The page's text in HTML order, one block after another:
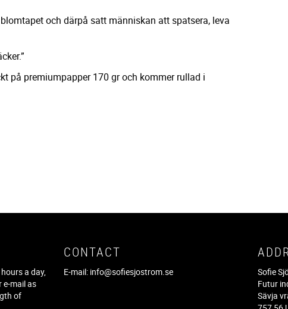
och därpå satt människan att spatsera, leva
på premiumpapper 170 gr och kommer rullad i
a day,
e-mail as
of
CONTACT
E-mail: info@sofiesjostrom.se Sofie
Futur
Sävja